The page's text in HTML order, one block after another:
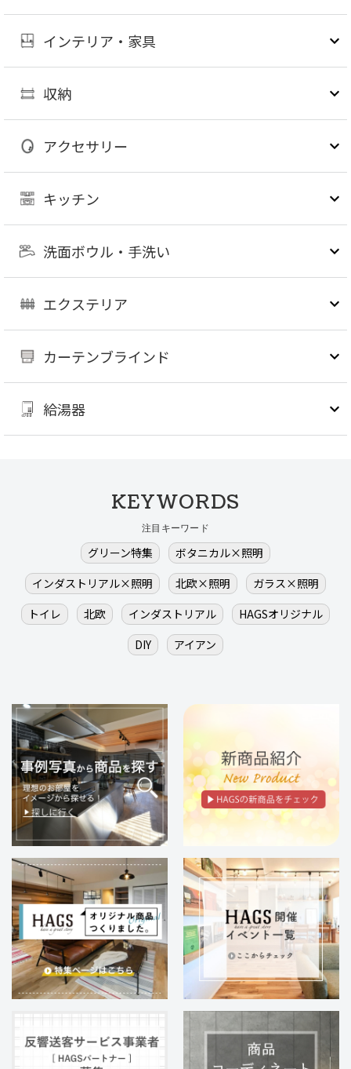
インテリア・家具
収納
アクセサリー
キッチン
洗面ボウル・手洗い
エクステリア
カーテンブラインド
給湯器
KEYWORDS
注目キーワード
グリーン特集
ボタニカル×照明
インダストリアル×照明
北欧×照明
ガラス×照明
トイレ
北欧 インダストリアル
HAGSオリジナル
DIY
アイアン